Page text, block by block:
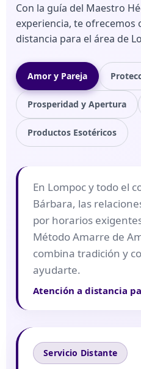
Con la guía del Maestro
experiencia, te
distancia para el área de
Amor y Pareja
Prosperidad y Apertura
Productos Esotéricos
En Lompoc y todo el
Bárbara, las
por horarios
Método Amarre de
combina tradición y
ayudarte.
Atención a distancia
Servicio Distante